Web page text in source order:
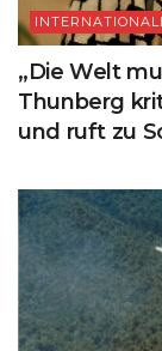
„Die Welt
Thunberg
und ruft zu